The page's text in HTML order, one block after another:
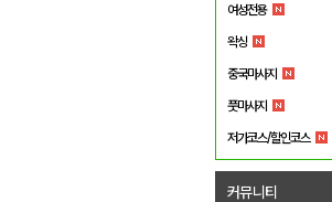
여성전용
왁싱
중국마사지
풋마사지
저가코스/할인코스
커뮤니티